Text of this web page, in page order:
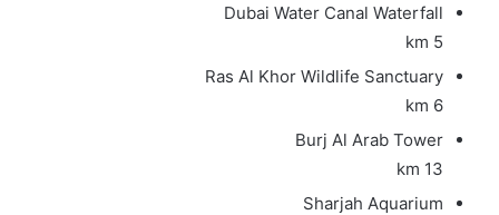
Dubai Water Canal Waterfall
5 km
Ras Al Khor Wildlife Sanctuary
6 km
Burj Al Arab Tower
13 km
Sharjah Aquarium